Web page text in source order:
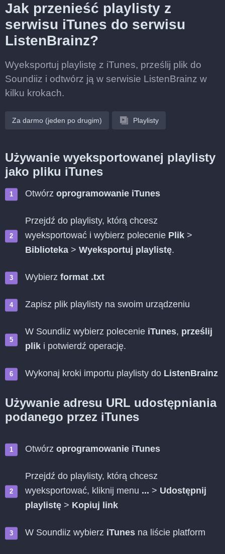
Jak przenieść playlisty z
serwisu iTunes do serwisu
ListenBrainz?
Wyeksportuj playlistę z iTunes, prześlij plik do
Soundiiz i odtwórz ją w serwisie ListenBrainz w
kilku krokach.
Za darmo (jeden po drugim) Playlisty
Używanie wyeksportowanej playlisty
jako pliku iTunes
Otwórz oprogramowanie iTunes
Przejdź do playlisty, którą chcesz
wyeksportować i wybierz polecenie Plik >
Biblioteka > Wyeksportuj playlistę.
Wybierz format .txt
Zapisz plik playlisty na swoim urządzeniu
W Soundiiz wybierz polecenie iTunes, prześlij
plik i potwierdź operację.
Wykonaj kroki importu playlisty do ListenBrainz
Używanie adresu URL udostępniania
podanego przez iTunes
Otwórz oprogramowanie iTunes
Przejdź do playlisty, którą chcesz
wyeksportować, kliknij menu ... > Udostępnij
playlistę > Kopiuj link
W Soundiiz wybierz iTunes na liście platform